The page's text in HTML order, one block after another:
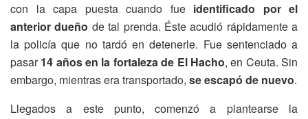
con la capa puesta cuando fue identificado por el
anterior dueño de tal prenda. Éste acudió rápidamente a
la policía que no tardó en detenerle. Fue sentenciado a
pasar14 años en la fortaleza de El Hacho, en Ceuta. Sin
embargo, mientras era transportado, se escapó de nuevo.
Llegados a este punto, comenzó a plantearse la